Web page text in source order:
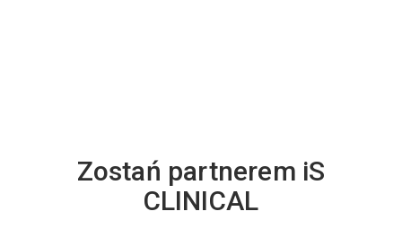
Zostań partnerem iS
CLINICAL